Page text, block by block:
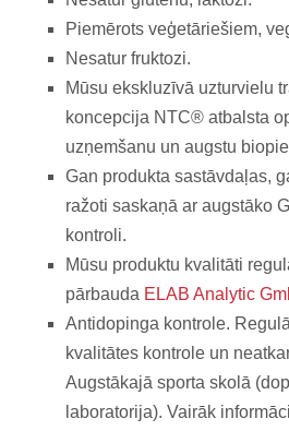
Piemērots veģetāriešiem,
Nesatur fruktozi.
Mūsu ekskluzīvā uzturvielu
koncepcija NTC® atbalsta
uzņemšanu un augstu
Gan produkta sastāvdaļas,
ražoti saskaņā ar augstāko
kontroli.
Mūsu produktu kvalitāti
pārbauda ELAB Analytic
Antidopinga kontrole.
kvalitātes kontrole un
Augstākajā sporta skolā
laboratorija). Vairāk